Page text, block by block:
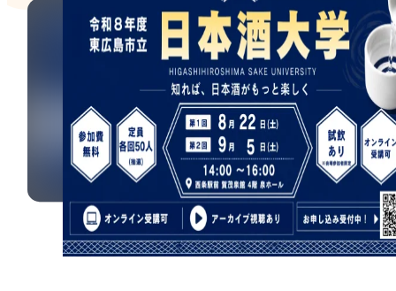
モデルコース
注目コンテンツ
PICK UP